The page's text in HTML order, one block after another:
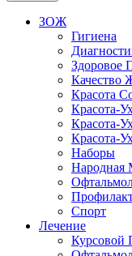
ЗОЖ
Гигиена
Здоровое
Качество
Красота
Красота-
Красота-
Красота-
Наборы
Народная
Спорт
Лечение
Курсовой